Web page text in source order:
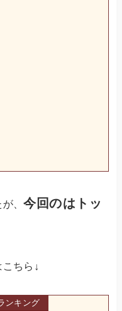
が、今回のはトッ
ちら↓
ンキング